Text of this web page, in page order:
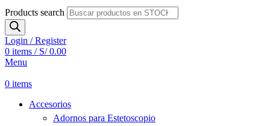
Products search
Login / Register
0 items / S/0.00
Menu
0 items
Accesorios
Adornos para Estetoscopio